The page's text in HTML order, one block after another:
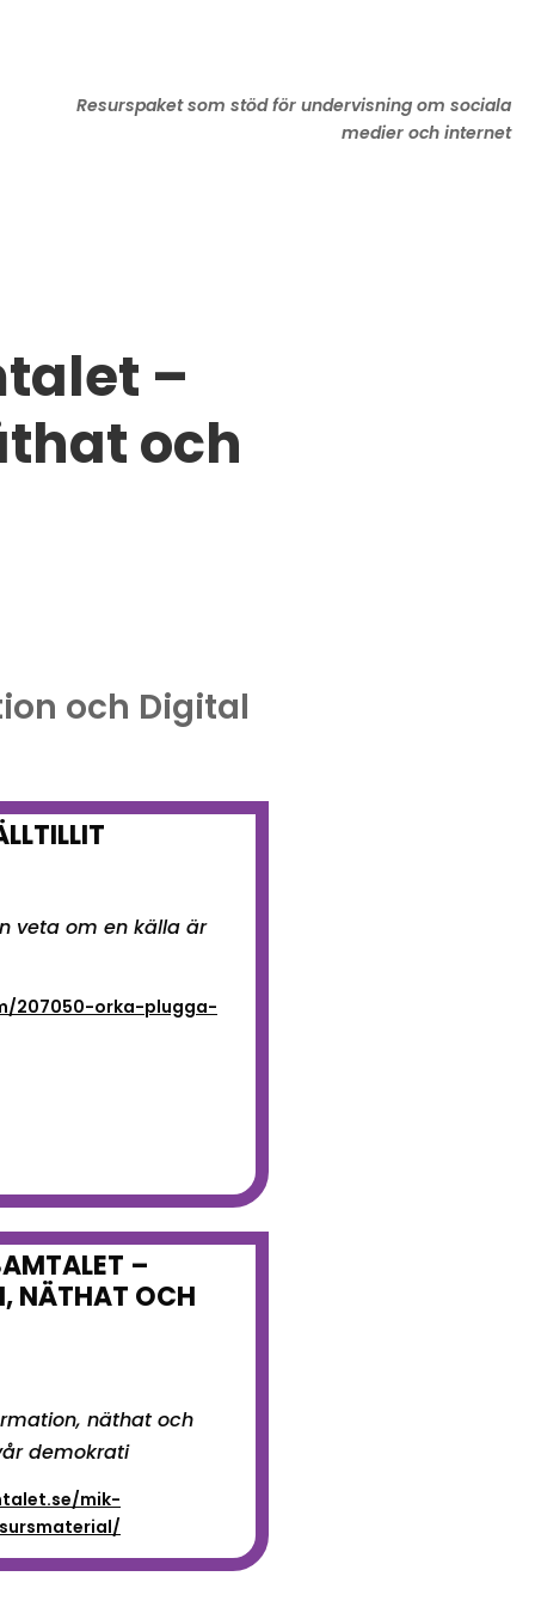
Resurspaket som stöd för undervisning om sociala
medier och internet
–
och
och Digital
veta om en källa är
207050-orka-plugga-
–
NÄTHAT OCH
näthat och
demokrati
mik-